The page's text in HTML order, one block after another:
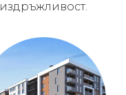
издръжливост.